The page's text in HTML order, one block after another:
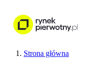
Strona główna